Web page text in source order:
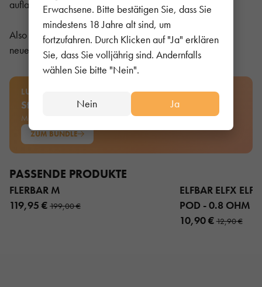
Erwachsene. Bitte bestätigen Sie, dass Sie
mindestens 18 Jahre alt sind, um
fortzufahren. Durch Klicken auf "Ja" erklären
Sie, dass Sie volljährig sind. Andernfalls
wählen Sie bitte "Nein".
Nein Ja
aufladbar noch austauschbar.
Also Worauf wartest du noch kaufe dir hier deine
neue
Flerbar M.
LUST AUF MEHR AUSWAHL?
Stell dein eigenes Bundle zusammen
Mehrere Sorten kombinieren und pro Stück sparen.
ZUM BUNDLE
PASSENDE PRODUKTE
FLERBAR M
119,95 € 199,00 €
ELFBAR ELFX
POD - 0.8 OHM 3
10,90 €12,90 €